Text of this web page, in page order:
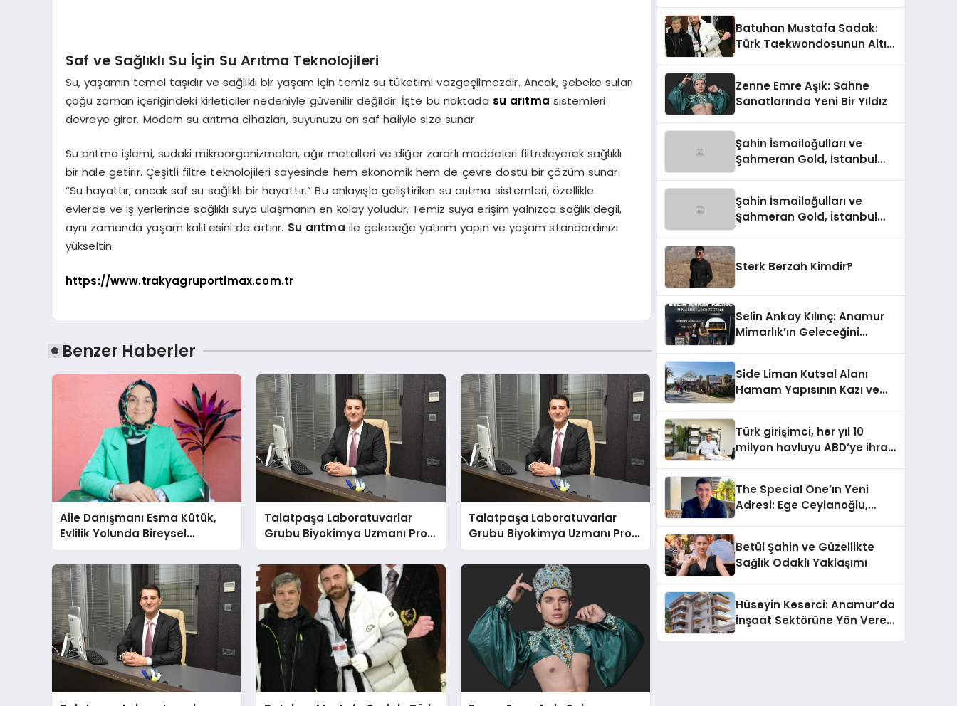
Saf ve Sağlıklı Su İçin Su Arıtma Teknolojileri
Su, yaşamın temel taşıdır ve sağlıklı bir yaşam için temiz su tüketimi vazgeçilmezdir. Ancak, şebeke suları
çoğu zaman içeriğindeki kirleticiler nedeniyle güvenilir değildir. İşte bu noktada su arıtma sistemleri
devreye girer. Modern su arıtma cihazları, suyunuzu en saf haliyle size sunar.
Su arıtma işlemi, sudaki mikroorganizmaları, ağır metalleri ve diğer zararlı maddeleri filtreleyerek sağlıklı
bir hale getirir. Çeşitli filtre teknolojileri sayesinde hem ekonomik hem de çevre dostu bir çözüm sunar.
“Su hayattır, ancak saf su sağlıklı bir hayattır.” Bu anlayışla geliştirilen su arıtma sistemleri, özellikle
evlerde ve iş yerlerinde sağlıklı suya ulaşmanın en kolay yoludur. Temiz suya erişim yalnızca sağlık değil,
aynı zamanda yaşam kalitesini de artırır. Su arıtma ile geleceğe yatırım yapın ve yaşam standardınızı
yükseltin.
https://www.trakyagruportimax.com.tr
Benzer Haberler
Aile Danışmanı Esma Kütük,
Evlilik Yolunda Bireysel
Farkındalığın ve Sınırların
Gücünü Anlatıyor
Talatpaşa Laboratuvarlar
Grubu Biyokimya Uzmanı Prof.
Dr. Ahmet Var
Talatpaşa Laboratuvarlar
Grubu Biyokimya Uzmanı Prof.
Dr. Ahmet Var
Batuhan Mustafa Sadak:
Türk Taekwondosunun Altın
Zenne Emre Aşık: Sahne
Sanatlarında Yeni Bir Yıldız
Şahin İsmailoğulları ve
Şahmeran Gold, İstanbul
Şahin İsmailoğulları ve
Şahmeran Gold, İstanbul
Sterk Berzah Kimdir?
Selin Ankay Kılınç: Anamur
Mimarlık’ın Geleceğini
Side Liman Kutsal Alanı
Hamam Yapısının Kazı ve
Katkılarıyla Tamamlandı
Türk girişimci, her yıl 10
milyon havluyu ABD’ye ihraç
The Special One’ın Yeni
Adresi: Ege Ceylanoğlu,
Geldi!
Betül Şahin ve Güzellikte
Sağlık Odaklı Yaklaşımı
Hüseyin Keserci: Anamur’da
İnşaat Sektörüne Yön Veren